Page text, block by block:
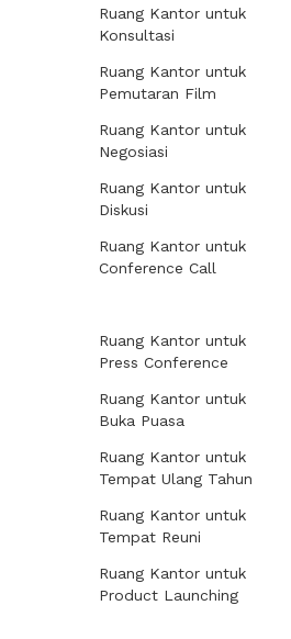
Ruang Kantor untuk
Konsultasi
Ruang Kantor untuk
Pemutaran Film
Ruang Kantor untuk
Negosiasi
Ruang Kantor untuk
Diskusi
Ruang Kantor untuk
Conference Call
Ruang Kantor untuk
Press Conference
Ruang Kantor untuk
Buka Puasa
Ruang Kantor untuk
Tempat Ulang Tahun
Ruang Kantor untuk
Tempat Reuni
Ruang Kantor untuk
Product Launching